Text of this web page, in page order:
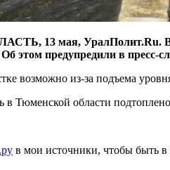
13 мая, УралПолит.Ru. В
Об этом предупредили в
возможно из-за подъема
в Тюменской области
в мои источники, чтобы быть в